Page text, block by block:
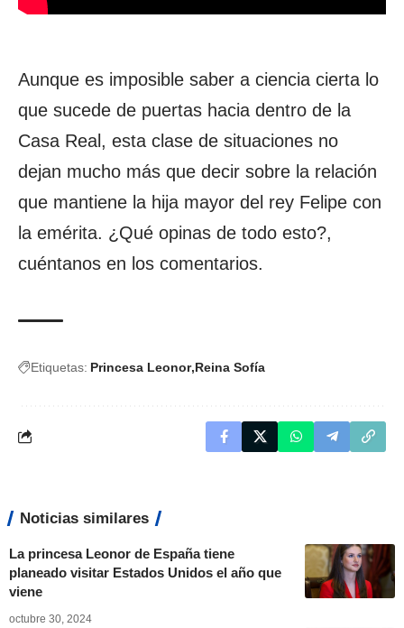
que sucede de puertas hacia dentro de la
Casa Real, esta clase de situaciones no
dejan mucho más que decir sobre la relación
que mantiene la hija mayor del rey Felipe con
la emérita. ¿Qué opinas de todo esto?,
cuéntanos en los comentarios.
planeado visitar Estados Unidos el año que
viene
octubre 30, 2024
La princesa Leonor recibe un nuevo título